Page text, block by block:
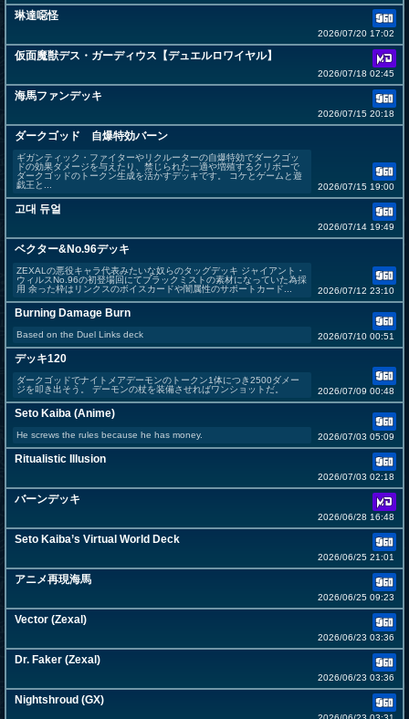
琳達噁怪
2026/07/20 17:02
仮面魔獣デス・ガーディウス【デュエルロワイヤル】
2026/07/18 02:45
海馬ファンデッキ
2026/07/15 20:18
ダークゴッド 自爆特効バーン
ギガンティック・ファイターやリクルーターの自爆特効でダークゴッ
ドの効果ダメージを与えたり、禁じられた一適や増殖するクリボーで
ダークゴッドのトークン生成を活かすデッキです。 コケとゲームと遊
戯王と...
2026/07/15 19:00
고대 듀얼
2026/07/14 19:49
ベクター&No.96デッキ
ZEXALの悪役キャラ代表みたいな奴らのタッグデッキ ジャイアント・
ウィルスNo.96の初登場回にてブラックミストの素材になっていた為採
用 余った枠はリンクスのボイスカードや闇属性のサポートカード...
2026/07/12 23:10
Burning Damage Burn
Based on the Duel Links deck 2026/07/10 00:51
デッキ120
ダークゴッドでナイトメアデーモンのトークン1体につき2500ダメー
ジを叩き出そう。 デーモンの杖を装備させればワンショットだ。
2026/07/09 00:48
Seto Kaiba (Anime)
He screws the rules because he has money. 2026/07/03 05:09
Ritualistic Illusion
2026/07/03 02:18
バーンデッキ
2026/06/28 16:48
Seto Kaiba’s Virtual World Deck
2026/06/25 21:01
アニメ再現海馬
2026/06/25 09:23
Vector (Zexal)
2026/06/23 03:36
Dr. Faker (Zexal)
2026/06/23 03:36
Nightshroud (GX)